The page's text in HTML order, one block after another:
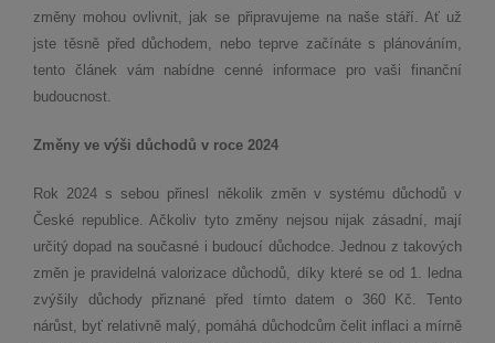
změny mohou ovlivnit, jak se připravujeme na naše stáří. Ať už
jste těsně před důchodem, nebo teprve začínáte s plánováním,
tento článek vám nabídne cenné informace pro vaši finanční
budoucnost.
Změny ve výši důchodů v roce 2024
Rok 2024 s sebou přinesl několik změn v systému důchodů v
České republice. Ačkoliv tyto změny nejsou nijak zásadní, mají
určitý dopad na současné i budoucí důchodce. Jednou z takových
změn je pravidelná valorizace důchodů, díky které se od 1. ledna
zvýšily důchody přiznané před tímto datem o 360 Kč. Tento
nárůst, byť relativně malý, pomáhá důchodcům čelit inflaci a mírně